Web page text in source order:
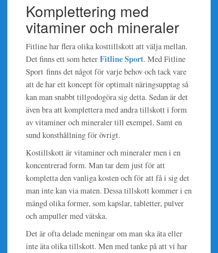
Komplettering med
vitaminer och mineraler
Fitline har flera olika kosttillskott att välja mellan.
Det finns ett som heterFitline Sport. Med Fitline
Sport finns det något för varje behov och tack vare
att de har ett koncept för optimalt näringsupptag så
kan man snabbt tillgodogöra sig detta. Sedan är det
även bra att komplettera med andra tillskott i form
av vitaminer och mineraler till exempel. Samt en
sund konsthållning för övrigt.
Kostillskott är vitaminer och mineraler men i en
koncentrerad form. Man tar dem just för att
kompletta den vanliga kosten och för att få i sig det
man inte kan via maten. Dessa tillskott kommer i en
mängd olika former, som kapslar, tabletter, pulver
och ampuller med vätska.
Det är ofta delade meningar om man ska äta eller
inte äta olika tillskott. Men med tanke på att vi har